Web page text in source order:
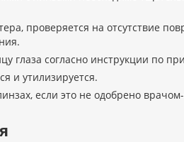
проверяется на отсутствие
глаза согласно инструкции по
и утилизируется.
если это не одобрено